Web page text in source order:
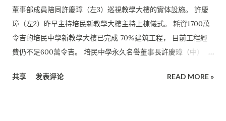
董事部成員陪同許慶璋（左3）巡視教學大樓的實体設施。 許慶
璋（左2）昨早主持培民新教學大樓主持上棟儀式。 耗資1700萬
令吉的培民中學新教學大樓已完成 70%建筑工程， 目前工程經
費仍不足600萬令吉。 培民中學永久名譽董事長許慶璋（中） 昨
席董事合照。 [培民中學新聞資訊] 詩華日報 (剪报) （本報美里
共享 发表评论 READ MORE »